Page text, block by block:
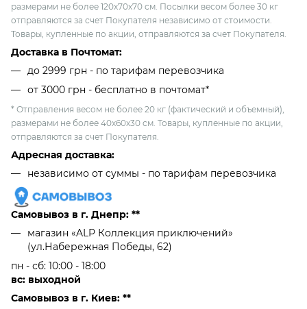
размерами не более 120х70х70 см. Посылки весом более 30 кг
отправляются за счет Покупателя независимо от стоимости.
Товары, купленные по акции, отправляются за счет Покупателя.
Доставка в Почтомат:
до 2999 грн - по тарифам перевозчика
от 3000 грн - бесплатно в почтомат*
* Отправления весом не более 20 кг (фактический и объемный),
размерами не более 40х60х30 см. Товары, купленные по акции,
отправляются за счет Покупателя.
Адресная доставка:
независимо от cуммы - по тарифам перевозчика
Самовывоз в г. Днепр: **
магазин «ALP Коллекция приключений»
(ул.Набережная Победы, 62)
пн - сб: 10:00 - 18:00
вс: выходной
Самовывоз в г. Киев: **